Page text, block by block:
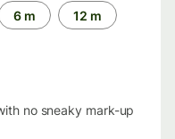
6 m 12 m
no sneaky mark-up